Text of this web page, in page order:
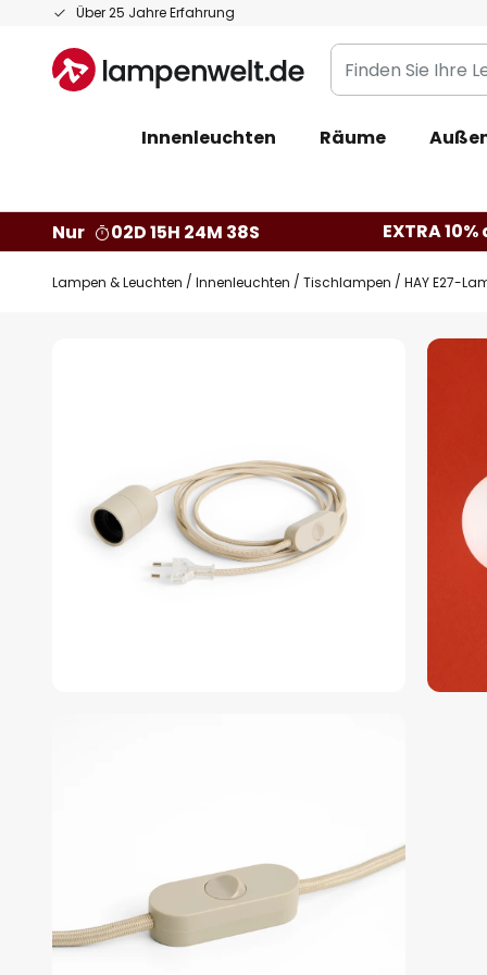
Über 25 Jahre Erfahrung
Zum
springen
Finden
Sie
Leuchte...
Innenleuchten Räume
Nur
02D 15H 24M 37S EXTRA
Lampen & Leuchten Innenleuchten Tischlampen HAY E27-